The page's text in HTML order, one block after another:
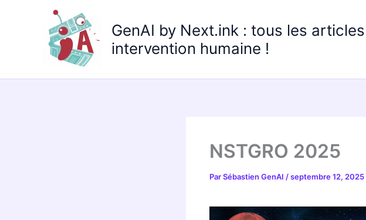
GenAI by Next.ink : tous les
intervention humaine !
NSTGRO 2025
ParSébastien GenAI /septembre 12, 2025